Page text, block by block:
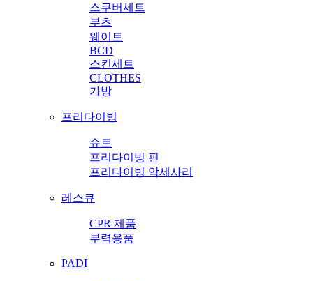
스쿠버세트
부츠
웨이트
BCD
스킨세트
CLOTHES
가방
프리다이빙
슈트
프리다이빙 핀
프리다이빙 악세사리
레스큐
CPR 제품
부력용품
PADI